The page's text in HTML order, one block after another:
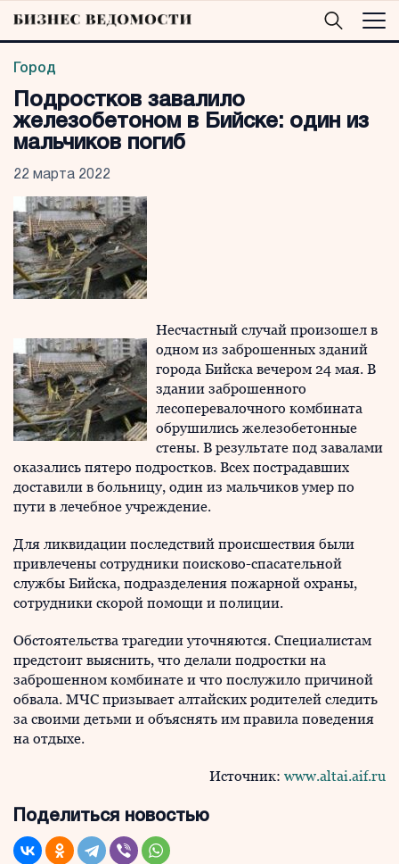
Город
Подростков завалило
железобетоном в Бийске: один из
мальчиков погиб
22 марта 2022
Несчастный случай произошел в
одном из заброшенных зданий
города Бийска вечером 24 мая. В
здании заброшенного
лесоперевалочного комбината
обрушились железобетонные
стены. В результате под завалами
оказались пятеро подростков. Всех пострадавших
доставили в больницу, один из мальчиков умер по
пути в лечебное учреждение.
Для ликвидации последствий происшествия были
привлечены сотрудники поисково-спасательной
службы Бийска, подразделения пожарной охраны,
сотрудники скорой помощи и полиции.
Обстоятельства трагедии уточняются. Специалистам
предстоит выяснить, что делали подростки на
заброшенном комбинате и что послужило причиной
обвала. МЧС призывает алтайских родителей следить
за своими детьми и объяснять им правила поведения
на отдыхе.
Источник: www.altai.aif.ru
Поделиться новостью